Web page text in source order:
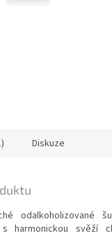
Diskuze
odalkoholizované
harmonickou svěží